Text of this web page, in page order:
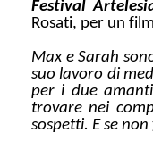
Festival
Rosati, per un
Max e Sarah
suo lavoro di
per i due
trovare nei
sospetti. E se